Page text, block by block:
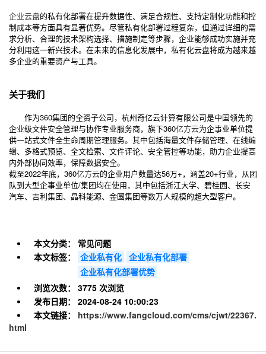
企业云盘的私有化部署在提升数据性、满足合规性、支持定制化功能和控
制成本等方面具有显著优势。尽管私有化部署过程复杂，但通过详细的需
求分析、合理的技术架构选择、措施制定等步骤，企业能够成功实施并充
分利用这一新兴技术。在未来的信息化发展中，私有化云盘将成为越来越
多企业的重要资产与工具。
关于我们
作为360集团的全资子公司，杭州奇亿云计算有限公司是中国领先的
企业级文件安全管理与协作专业服务商，旗下360亿方云为企事业单位提
供一站式文件全生命周期管理服务。其中包括海量文件存储管理、在线编
辑、多格式预览、全文检索、文件评论、安全管控等功能，助力企业提高
内外部协同效率，保障数据安全。
截至2022年底，360亿方云的企业用户数量达56万+，涵盖20+行业，从团
队到大型企事业单位/集团均在使用，其中包括浙江大学、碧桂园、长安
汽车、吉利集团、晶科能源、金圆集团等数万人规模的超大型客户。
本文分类：
常见问题
本文标签：
企业私有化 企业私有化部署
企业私有化部署优势
浏览次数：
3775 次浏览
发布日期：
2024-08-24 10:00:23
本文链接：
https://www.fangcloud.com/cms/cjwt/22367.
html